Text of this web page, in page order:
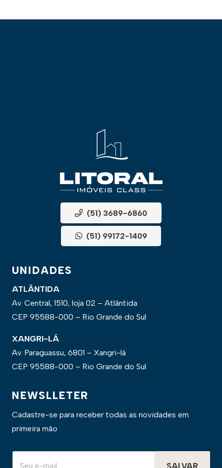
(51) 3689-6860
(51) 99172-1409
UNIDADES
ATLÂNTIDA
Av. Central, 1510, loja 02 – Atlântida
CEP 95588-000 – Rio Grande do Sul
XANGRI-LÁ
Av. Paraguassu, 6801 – Xangri-lá
CEP 95588-000 – Rio Grande do Sul
NEWSLLETER
Cadastre-se para receber todas as novidades em
primeira mão
SALVAR